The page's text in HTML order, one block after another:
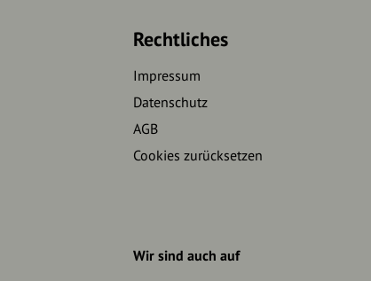
Rechtliches
Impressum
Datenschutz
AGB
Cookies zurücksetzen
Wir sind auch auf